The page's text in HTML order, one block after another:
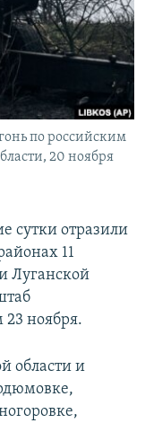
по российским
20 ноября
сутки отразили
11
Луганской
ноября.
области и